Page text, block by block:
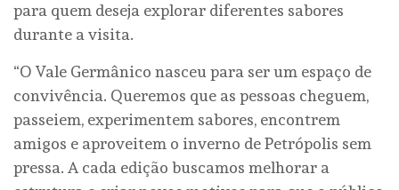
para quem deseja explorar diferentes sabores
durante a visita.
“O Vale Germânico nasceu para ser um espaço de
convivência. Queremos que as pessoas cheguem,
passeiem, experimentem sabores, encontrem
amigos e aproveitem o inverno de Petrópolis sem
pressa. A cada edição buscamos melhorar a